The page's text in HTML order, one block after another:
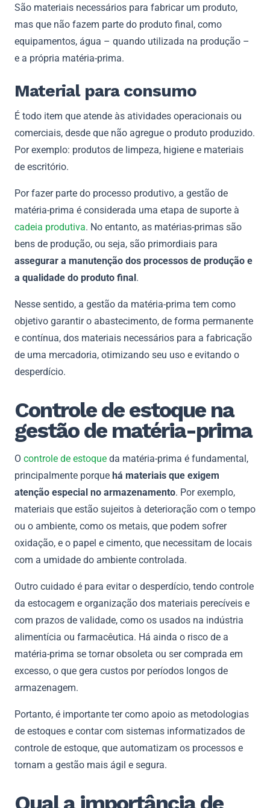
São materiais necessários para fabricar um produto,
mas que não fazem parte do produto final, como
equipamentos, água – quando utilizada na produção –
e a própria matéria-prima.
Material para consumo
É todo item que atende às atividades operacionais ou
comerciais, desde que não agregue o produto produzido.
Por exemplo: produtos de limpeza, higiene e materiais
de escritório.
Por fazer parte do processo produtivo, a gestão de
matéria-prima é considerada uma etapa de suporte à
cadeia produtiva. No entanto, as matérias-primas são
bens de produção, ou seja, são primordiais para
assegurar a manutenção dos processos de produção e
a qualidade do produto final.
Nesse sentido, a gestão da matéria-prima tem como
objetivo garantir o abastecimento, de forma permanente
e contínua, dos materiais necessários para a fabricação
de uma mercadoria, otimizando seu uso e evitando o
desperdício.
Controle de estoque na
gestão de matéria-prima
O controle de estoque da matéria-prima é fundamental,
principalmente porque há materiais que exigem
atenção especial no armazenamento. Por exemplo,
materiais que estão sujeitos à deterioração com o tempo
ou o ambiente, como os metais, que podem sofrer
oxidação, e o papel e cimento, que necessitam de locais
com a umidade do ambiente controlada.
Outro cuidado é para evitar o desperdício, tendo controle
da estocagem e organização dos materiais perecíveis e
com prazos de validade, como os usados na indústria
alimentícia ou farmacêutica. Há ainda o risco de a
matéria-prima se tornar obsoleta ou ser comprada em
excesso, o que gera custos por períodos longos de
armazenagem.
Portanto, é importante ter como apoio as metodologias
de estoques e contar com sistemas informatizados de
controle de estoque, que automatizam os processos e
tornam a gestão mais ágil e segura.